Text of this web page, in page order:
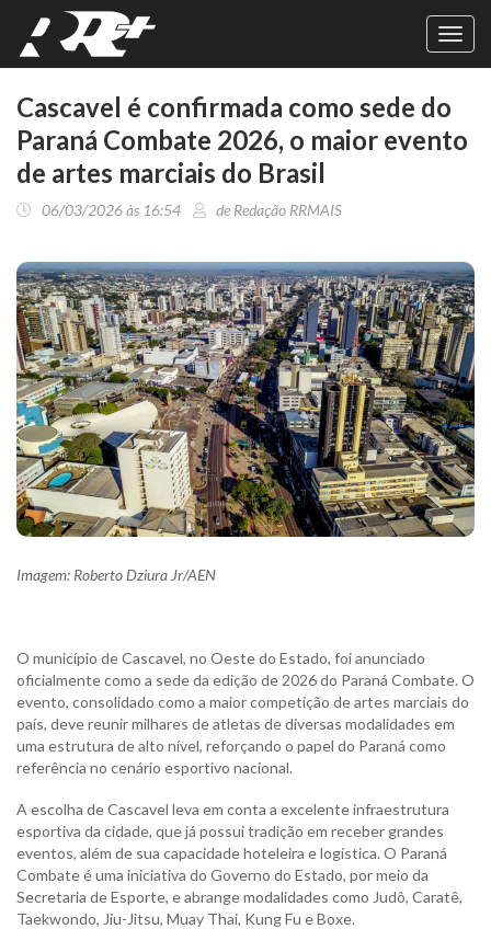
Cascavel é confirmada como sede do
Paraná Combate 2026, o maior evento
de artes marciais do Brasil
06/03/2026 às 16:54 de Redação RRMAIS
Imagem: Roberto Dziura Jr/AEN
O município de Cascavel, no Oeste do Estado, foi anunciado
oficialmente como a sede da edição de 2026 do Paraná Combate. O
evento, consolidado como a maior competição de artes marciais do
país, deve reunir milhares de atletas de diversas modalidades em
uma estrutura de alto nível, reforçando o papel do Paraná como
referência no cenário esportivo nacional.
A escolha de Cascavel leva em conta a excelente infraestrutura
esportiva da cidade, que já possui tradição em receber grandes
eventos, além de sua capacidade hoteleira e logística. O Paraná
Combate é uma iniciativa do Governo do Estado, por meio da
Secretaria de Esporte, e abrange modalidades como Judô, Caratê,
Taekwondo, Jiu-Jitsu, Muay Thai, Kung Fu e Boxe.